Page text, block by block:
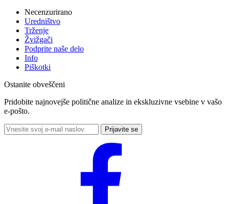
Necenzurirano
Uredništvo
Trženje
Žvižgači
Podprite naše delo
Info
Piškotki
Ostanite obveščeni
Pridobite najnovejše politične analize in ekskluzivne vsebine v vašo
e-pošto.
Prijavite se